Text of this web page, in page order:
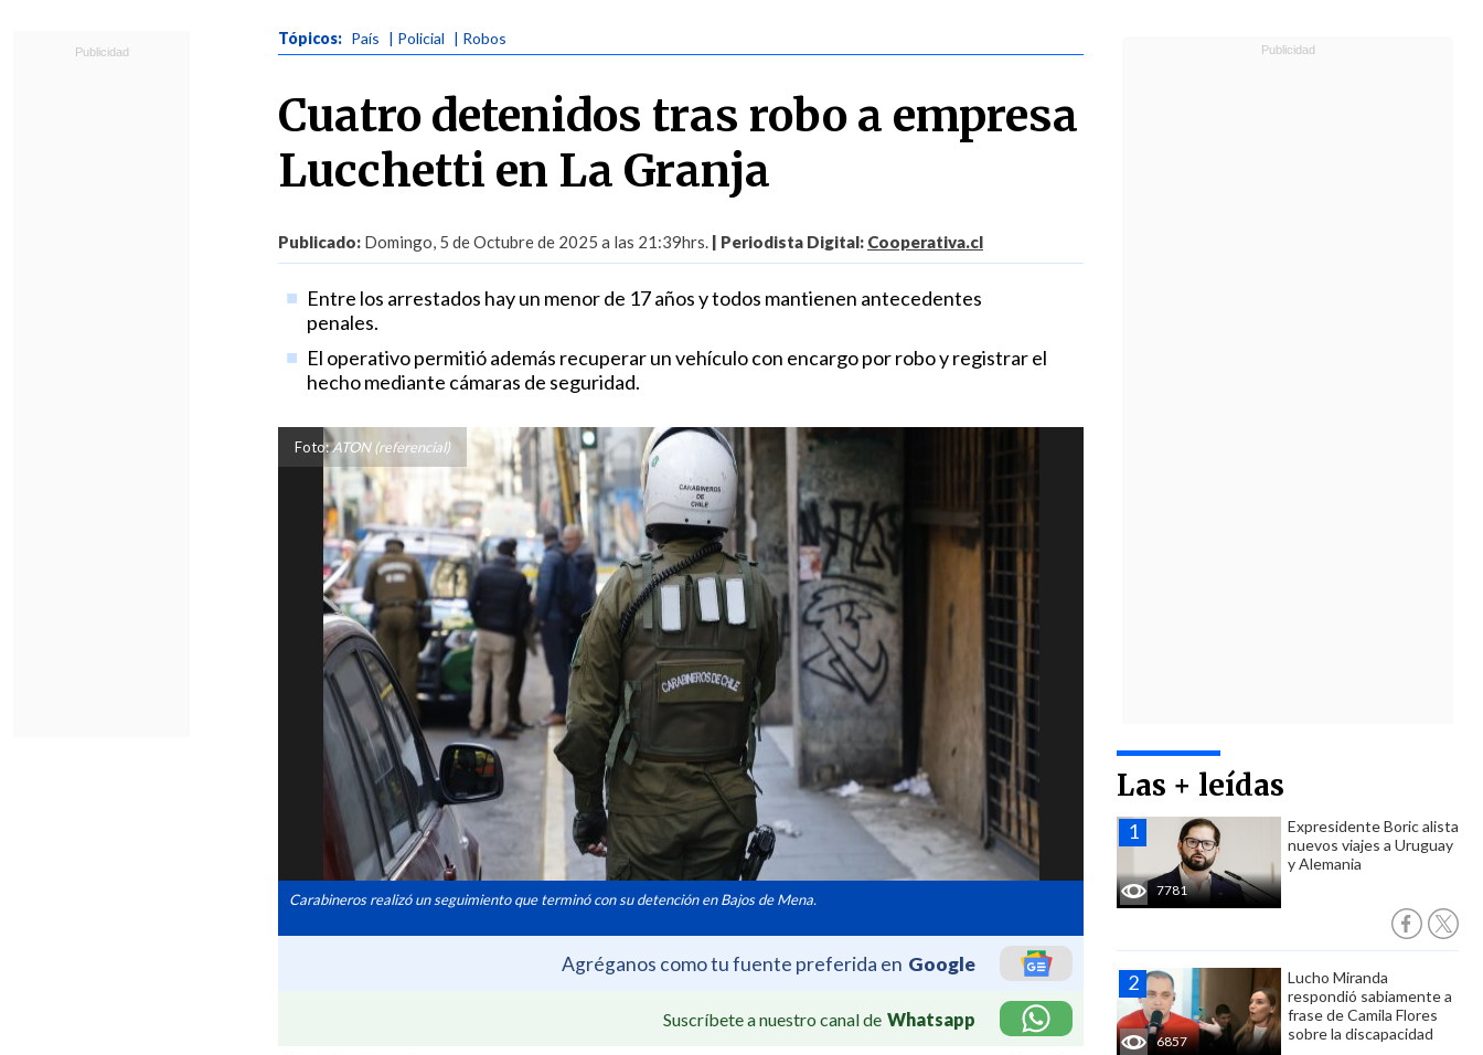
Tópicos: País | Policial | Robos
Cuatro detenidos tras robo a empresa
Lucchetti en La Granja
Publicado: Domingo, 5 de Octubre de 2025 a las 21:39hrs. | Periodista Digital: Cooperativa.cl
Entre los arrestados hay un menor de 17 años y todos mantienen antecedentes
penales.
El operativo permitió además recuperar un vehículo con encargo por robo y registrar el
hecho mediante cámaras de seguridad.
Foto:ATON (referencial)
Carabineros realizó un seguimiento que terminó con su detención en Bajos de Mena.
Agréganos como tu fuente preferida en Google
Suscríbete a nuestro canal de Whatsapp
Las + leídas
7781
Expresidente Boric alista
nuevos viajes a Uruguay
y Alemania
6857
Lucho Miranda
respondió sabiamente a
frase de Camila Flores
sobre la discapacidad